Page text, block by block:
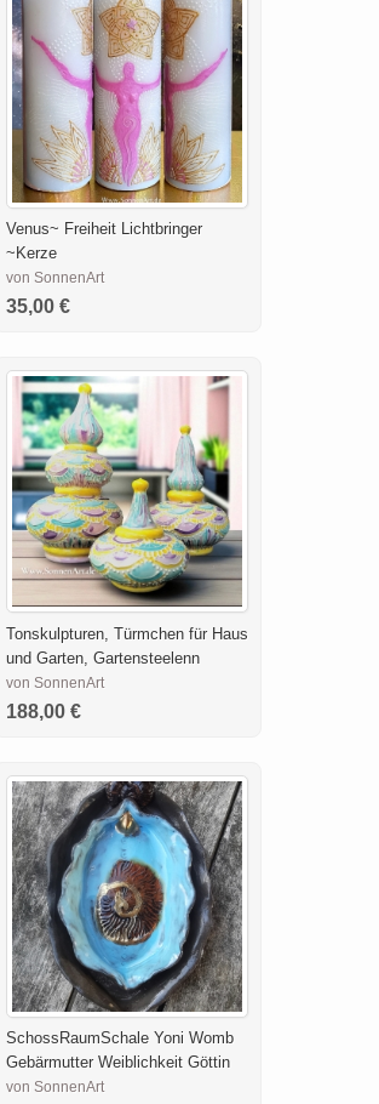
Venus~ Freiheit Lichtbringer
~Kerze
von SonnenArt
35,00 €
Tonskulpturen, Türmchen für Haus
und Garten, Gartensteelenn
von SonnenArt
188,00 €
SchossRaumSchale Yoni Womb
Gebärmutter Weiblichkeit Göttin
von SonnenArt